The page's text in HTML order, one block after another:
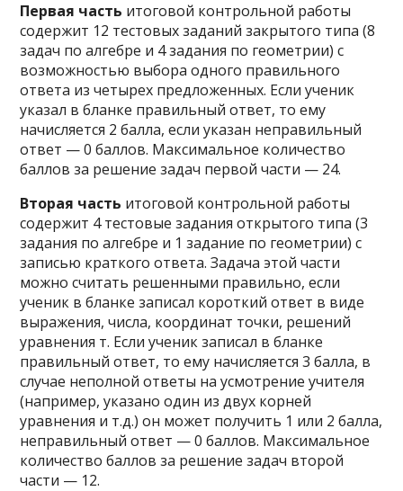
Первая часть итоговой контрольной работы
содержит 12 тестовых заданий закрытого типа (8
задач по алгебре и 4 задания по геометрии) с
возможностью выбора одного правильного
ответа из четырех предложенных. Если ученик
указал в бланке правильный ответ, то ему
начисляется 2 балла, если указан неправильный
ответ — 0 баллов. Максимальное количество
баллов за решение задач первой части — 24.
Вторая часть итоговой контрольной работы
содержит 4 тестовые задания открытого типа (3
задания по алгебре и 1 задание по геометрии) с
записью краткого ответа. Задача этой части
можно считать решенными правильно, если
ученик в бланке записал короткий ответ в виде
выражения, числа, координат точки, решений
уравнения т. Если ученик записал в бланке
правильный ответ, то ему начисляется 3 балла, в
случае неполной ответы на усмотрение учителя
(например, указано один из двух корней
уравнения и т.д.) он может получить 1 или 2 балла,
неправильный ответ — 0 баллов. Максимальное
количество баллов за решение задач второй
части — 12.